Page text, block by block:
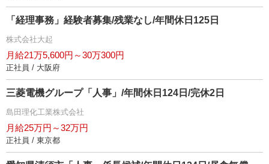
「経理事務」経験者募集/残業なし/年間休日125日
株式会社大起
月給21万5,600円～30万300円
正社員 / 大阪府
三菱電機グループ「人事」/年間休日124日/完休2日
島田理化工業株式会社
月給25万円～32万円
正社員 / 東京都